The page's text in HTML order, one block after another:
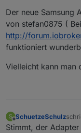
Der neue Samsung
von stefan0875 (
http://
funktioniert
Vielleicht kann man
S
Offline
SchuetzeSchulz
Stimmt, der